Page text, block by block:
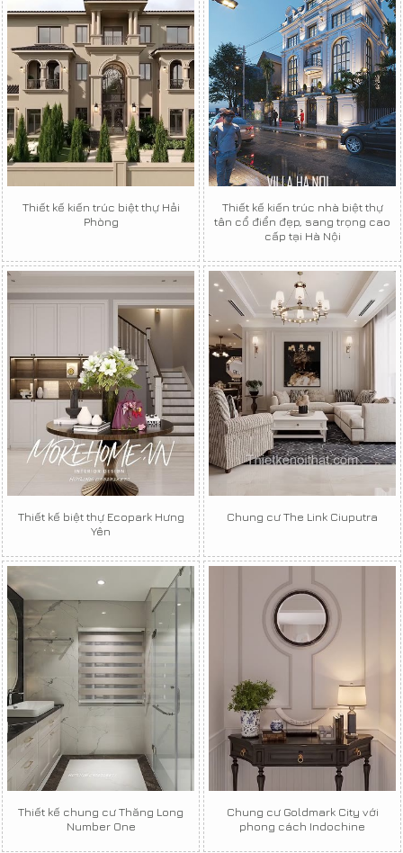
Thiết kế kiến trúc biệt thự Hải
Phòng
Thiết kế kiến trúc nhà biệt thự
tân cổ điển đẹp, sang trọng cao
cấp tại Hà Nội
Thiết kế biệt thự Ecopark Hưng
Yên
Chung cư The Link Ciuputra
Thiết kế chung cư Thăng Long
Number One
Chung cư Goldmark City với
phong cách Indochine